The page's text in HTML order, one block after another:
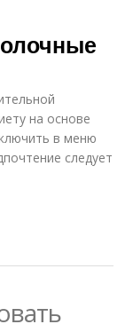
на основе
в меню
следует